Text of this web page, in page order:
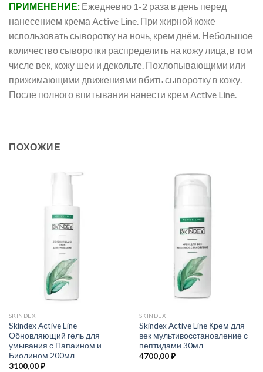
ПРИМЕНЕНИЕ: Ежедневно 1-2 раза в день перед
нанесением крема Active Line. При жирной коже
использовать сыворотку на ночь, крем днём. Небольшое
количество сыворотки распределить на кожу лица, в том
числе век, кожу шеи и декольте. Похлопывающими или
прижимающими движениями вбить сыворотку в кожу.
После полного впитывания нанести крем Active Line.
ПОХОЖИЕ
SKINDEX
Skindex Active Line
Обновляющий гель для
умывания с Папаином и
Биолином 200мл
3100,00₽
SKINDEX
Skindex Active Line Крем для
век мультивосстановление с
пептидами 30мл
4700,00₽